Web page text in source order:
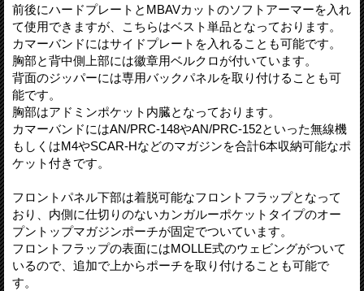
前後にハードプレートとMBAVカットのソフトアーマーを入れ
て使用できますが、こちらはベスト単品となっております。
カマーバンドにはサイドプレートを入れることも可能です。
胸部と背中側上部には徽章用ベルクロが付いています。
背面のジッパーには専用バックパネルを取り付けることも可
能です。
胸部はアドミンポケット内臓となっております。
カマーバンドにはAN/PRC-148やAN/PRC-152といった無線機
もしくはM4やSCAR-Hなどのマガジンを合計6本収納可能なポ
ケット付きです。
フロントパネル下部は着脱可能なフロントフラップとなって
おり、内側に仕切りのないカンガルーポケットタイプのオー
プントップマガジンポーチが固定でついています。
フロントフラップの表面にはMOLLE式のウェビングがついて
いるので、追加で上からポーチを取り付けることも可能で
す。